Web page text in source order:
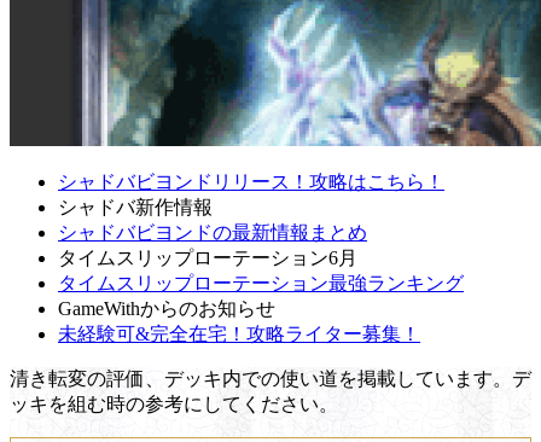
シャドバビヨンドリリース！攻略はこちら！
シャドバ新作情報
シャドバビヨンドの最新情報まとめ
タイムスリップローテーション6月
タイムスリップローテーション最強ランキング
GameWithからのお知らせ
未経験可&完全在宅！攻略ライター募集！
清き転変の評価、デッキ内での使い道を掲載しています。デ
ッキを組む時の参考にしてください。